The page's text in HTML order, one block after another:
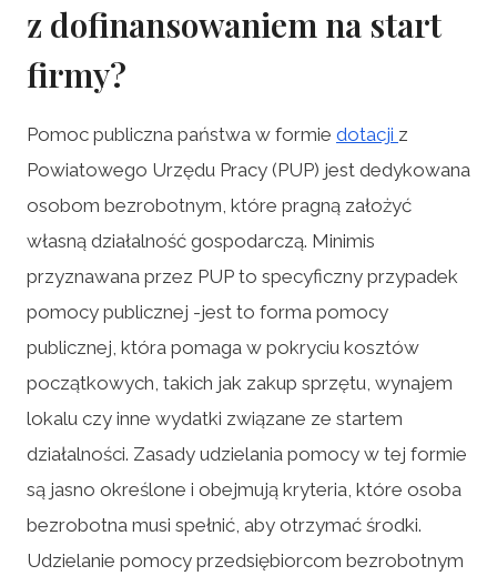
z dofinansowaniem na start
firmy?
Pomoc publiczna państwa w formie dotacji z
Powiatowego Urzędu Pracy (PUP) jest dedykowana
osobom bezrobotnym, które pragną założyć
własną działalność gospodarczą. Minimis
przyznawana przez PUP to specyficzny przypadek
pomocy publicznej -jest to forma pomocy
publicznej, która pomaga w pokryciu kosztów
początkowych, takich jak zakup sprzętu, wynajem
lokalu czy inne wydatki związane ze startem
działalności. Zasady udzielania pomocy w tej formie
są jasno określone i obejmują kryteria, które osoba
bezrobotna musi spełnić, aby otrzymać środki.
Udzielanie pomocy przedsiębiorcom bezrobotnym